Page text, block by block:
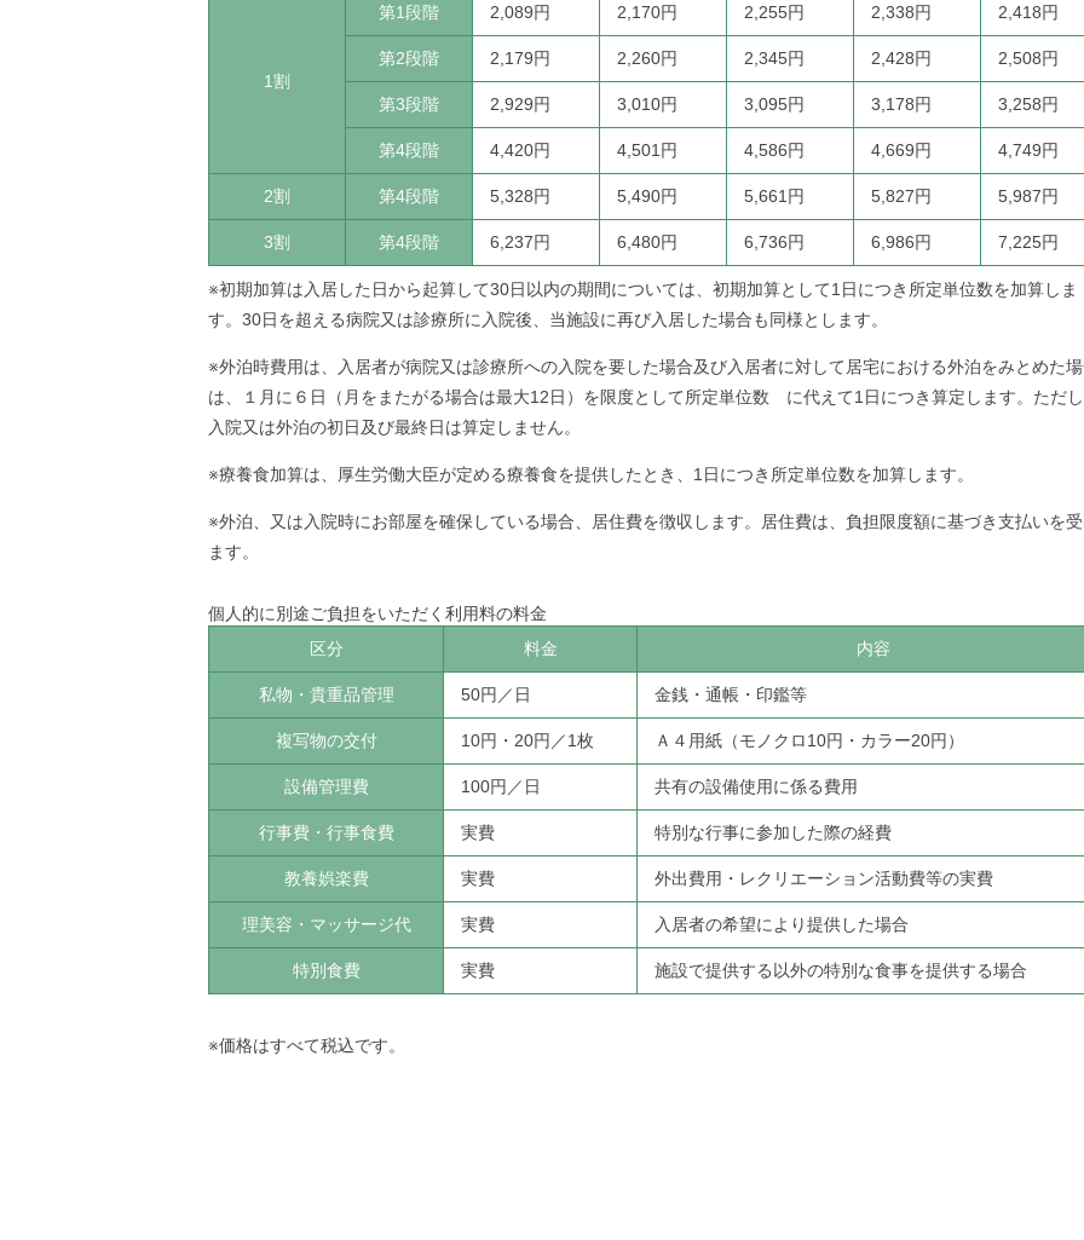
1割
第1段階 2,089円 2,170円 2,255円 2,338円 2,418円
第2段階 2,179円 2,260円 2,345円 2,428円 2,508円
第3段階 2,929円 3,010円 3,095円 3,178円 3,258円
第4段階 4,420円 4,501円 4,586円 4,669円 4,749円
2割 第4段階 5,328円 5,490円 5,661円 5,827円 5,987円
3割 第4段階 6,237円 6,480円 6,736円 6,986円 7,225円
※初期加算は入居した日から起算して30日以内の期間については、初期加算として1日につき所定単位数を加算しま
す。30日を超える病院又は診療所に入院後、当施設に再び入居した場合も同様とします。
※外泊時費用は、入居者が病院又は診療所への入院を要した場合及び入居者に対して居宅における外泊をみとめた
は、１月に６日（月をまたがる場合は最大12日）を限度として所定単位数 に代えて1日につき算定します。ただし
入院又は外泊の初日及び最終日は算定しません。
※療養食加算は、厚生労働大臣が定める療養食を提供したとき、1日につき所定単位数を加算します。
※外泊、又は入院時にお部屋を確保している場合、居住費を徴収します。居住費は、負担限度額に基づき支払いを
ます。
個人的に別途ご負担をいただく利用料の料金
区分
料金 内容
私物・貴重品管理 50円／日 金銭・通帳・印鑑等
複写物の交付 10円・20円／1枚 Ａ４用紙（モノクロ10円・カラー20円）
設備管理費 100円／日 共有の設備使用に係る費用
行事費・行事食費 実費 特別な行事に参加した際の経費
教養娯楽費 実費 外出費用・レクリエーション活動費等の実費
理美容・マッサージ代 実費 入居者の希望により提供した場合
特別食費 実費 施設で提供する以外の特別な食事を提供する場合
※価格はすべて税込です。